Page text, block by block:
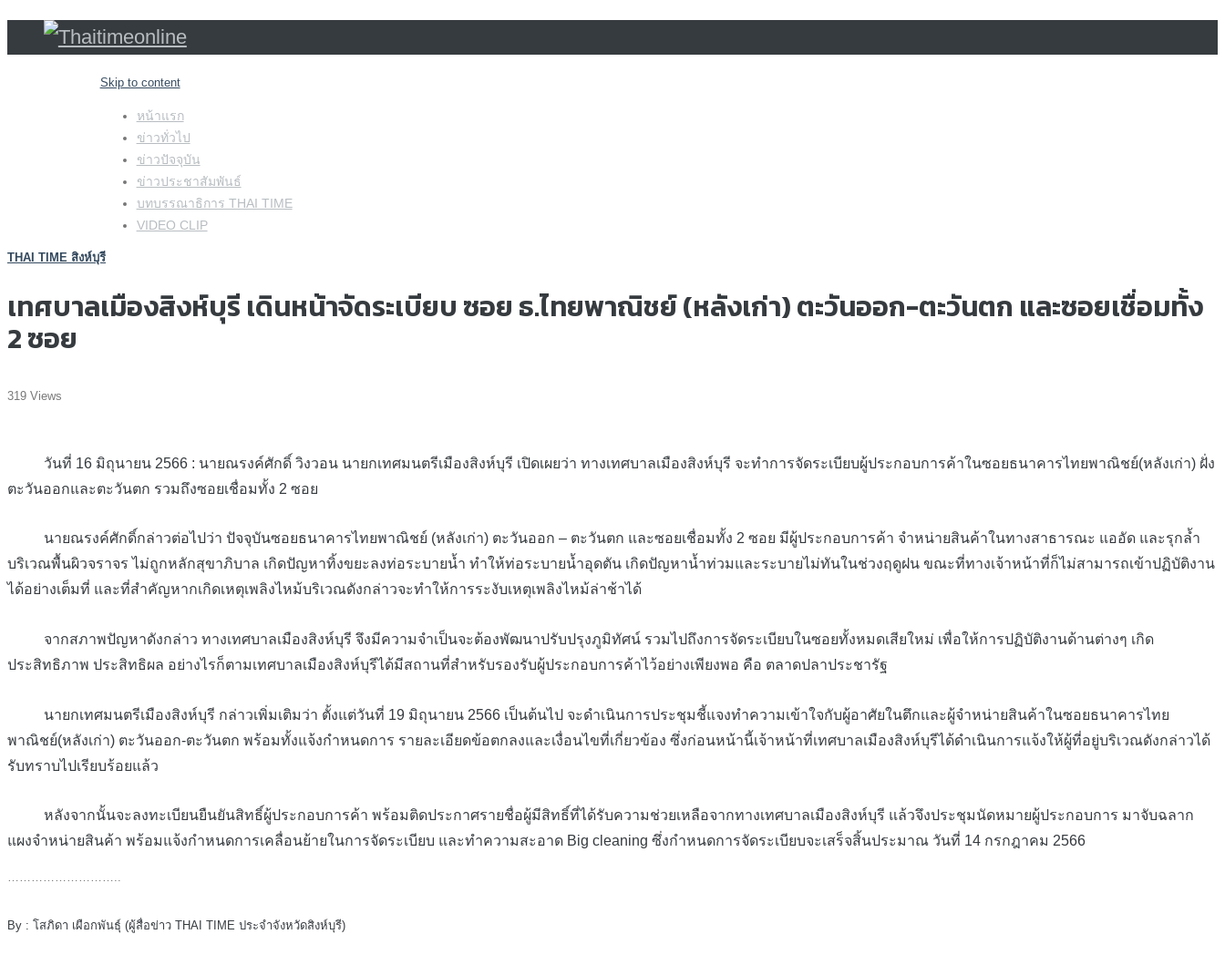
Skip to content
หน้าแรก
ข่าวทั่วไป
ข่าวปัจจุบัน
ข่าวประชาสัมพันธ์
บทบรรณาธิการ THAI TIME
VIDEO CLIP
THAI TIME สิงห์บุรี
เทศบาลเมืองสิงห์บุรี เดินหน้าจัดระเบียบ ซอย ธ.ไทยพาณิชย์ (หลังเก่า) ตะวันออก-ตะวันตก และซอยเชื่อมทั้ง
2 ซอย
319 Views
วันที่ 16 มิถุนายน 2566 : นายณรงค์ศักดิ์ วิงวอน นายกเทศมนตรีเมืองสิงห์บุรี เปิดเผยว่า ทางเทศบาลเมืองสิงห์บุรี จะทำการจัดระเบียบผู้ประกอบการค้าในซอยธนาคารไทยพาณิชย์(หลังเก่า) ฝั่ง
ตะวันออกและตะวันตก รวมถึงซอยเชื่อมทั้ง 2 ซอย
นายณรงค์ศักดิ์กล่าวต่อไปว่า ปัจจุบันซอยธนาคารไทยพาณิชย์ (หลังเก่า) ตะวันออก – ตะวันตก และซอยเชื่อมทั้ง 2 ซอย มีผู้ประกอบการค้า จำหน่ายสินค้าในทางสาธารณะ แออัด และรุกล้ำ
บริเวณพื้นผิวจราจร ไม่ถูกหลักสุขาภิบาล เกิดปัญหาทิ้งขยะลงท่อระบายน้ำ ทำให้ท่อระบายน้ำอุดตัน เกิดปัญหาน้ำท่วมและระบายไม่ทันในช่วงฤดูฝน ขณะที่ทางเจ้าหน้าที่ก็ไม่สามารถเข้าปฏิบัติงาน
ได้อย่างเต็มที่ และที่สำคัญหากเกิดเหตุเพลิงไหม้บริเวณดังกล่าวจะทำให้การระงับเหตุเพลิงไหม้ล่าช้าได้
จากสภาพปัญหาดังกล่าว ทางเทศบาลเมืองสิงห์บุรี จึงมีความจำเป็นจะต้องพัฒนาปรับปรุงภูมิทัศน์ รวมไปถึงการจัดระเบียบในซอยทั้งหมดเสียใหม่ เพื่อให้การปฏิบัติงานด้านต่างๆ เกิด
ประสิทธิภาพ ประสิทธิผล อย่างไรก็ตามเทศบาลเมืองสิงห์บุรีได้มีสถานที่สำหรับรองรับผู้ประกอบการค้าไว้อย่างเพียงพอ คือ ตลาดปลาประชารัฐ
นายกเทศมนตรีเมืองสิงห์บุรี กล่าวเพิ่มเติมว่า ตั้งแต่วันที่ 19 มิถุนายน 2566 เป็นต้นไป จะดำเนินการประชุมชี้แจงทำความเข้าใจกับผู้อาศัยในตึกและผู้จำหน่ายสินค้าในซอยธนาคารไทย
พาณิชย์(หลังเก่า) ตะวันออก-ตะวันตก พร้อมทั้งแจ้งกำหนดการ รายละเอียดข้อตกลงและเงื่อนไขที่เกี่ยวข้อง ซึ่งก่อนหน้านี้เจ้าหน้าที่เทศบาลเมืองสิงห์บุรีได้ดำเนินการแจ้งให้ผู้ที่อยู่บริเวณดังกล่าวได้
รับทราบไปเรียบร้อยแล้ว
หลังจากนั้นจะลงทะเบียนยืนยันสิทธิ์ผู้ประกอบการค้า พร้อมติดประกาศรายชื่อผู้มีสิทธิ์ที่ได้รับความช่วยเหลือจากทางเทศบาลเมืองสิงห์บุรี แล้วจึงประชุมนัดหมายผู้ประกอบการ มาจับฉลาก
แผงจำหน่ายสินค้า พร้อมแจ้งกำหนดการเคลื่อนย้ายในการจัดระเบียบ และทำความสะอาด Big cleaning ซึ่งกำหนดการจัดระเบียบจะเสร็จสิ้นประมาณ วันที่ 14 กรกฎาคม 2566
………………………..
By : โสภิดา เผือกพันธุ์ (ผู้สื่อข่าว THAI TIME ประจำจังหวัดสิงห์บุรี)